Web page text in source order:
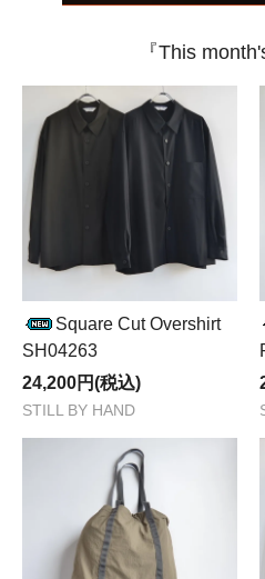
『This
Square Cut Overshirt
SH04263
24,200円(税込)
STILL BY HAND